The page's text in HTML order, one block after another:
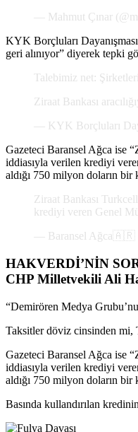
— Mahmut Çınar
KYK Borçluları
geri alınıyor” diyerek tepki
Talebimiz net:
Ziraat Bankası
— KYK Borçluları
Gazeteci Baransel Ağca ise
iddiasıyla verilen krediyi
aldığı 750 milyon doların bir
Ziraat Bankası
krediyi veren Genel
— Baransel Ağca🇦🇷
HAKVERDİ’NİN
CHP Milletvekili Ali
“Demirören Medya
Taksitler döviz cinsinden mi,
Gazeteci Baransel Ağca ise
iddiasıyla verilen krediyi
aldığı 750 milyon doların bir
Basında kullandırılan